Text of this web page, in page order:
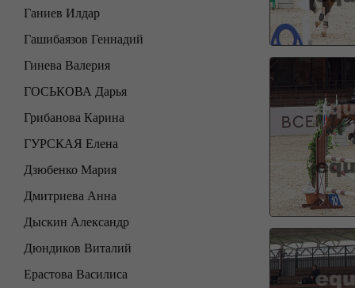
Ганиев Илдар
Гашибаязов Геннадий
Гинева Валерия
ГОСЬКОВА Дарья
Грибанова Карина
ГУРСКАЯ Елена
Дзюбенко Мария
Дмитриева Анна
Дыскин Александр
Дюндиков Виталий
Ерастова Василиса